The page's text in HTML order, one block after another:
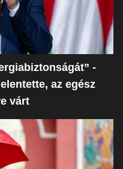
-
az egész
várt